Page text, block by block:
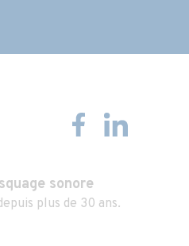
sonore
plus de 30 ans.